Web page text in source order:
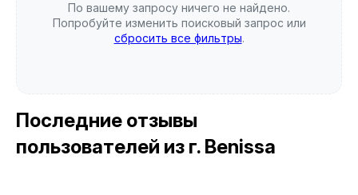
По вашему запросу ничего не найдено.
Попробуйте изменить поисковый запрос или
сбросить все фильтры.
Последние отзывы
пользователей из г. Benissa